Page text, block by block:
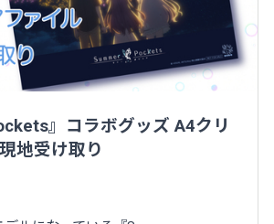
』コラボグッズ A4クリ
地受け取り